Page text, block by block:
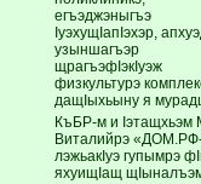
егъэджэныгъэ
IуэхущIапIэхэр,
узыншагъэр
щрагъэфIэкIуэж
физкультурэ
дащIыхьыну я
КъБР-м и Iэтащхьэм
Виталийрэ
лэжьакIуэ гупымрэ
яхуищIащ